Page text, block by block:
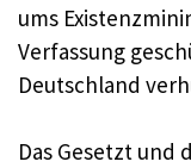
ums
Verfassung
Deutschland
Das Gesetzt und